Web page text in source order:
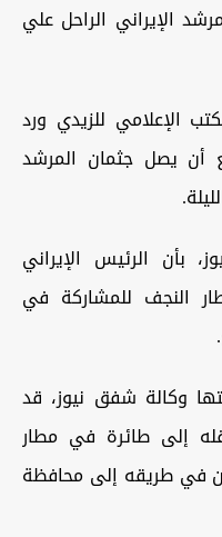
الإيراني الراحل علي
الإعلامي للزيدي ورد
أن يصل جثمان المرشد
بأن الرئيس الإيراني
النجف للمشاركة في
وكالة شفق نيوز، قد
إلى طائرة في مطار
في طريقه إلى محافظة